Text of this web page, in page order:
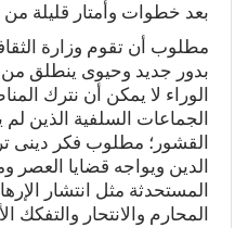
بعد خطوات وأمتار قليلة من
مطلوب أن تقوم وزارة
بدور جديد وحيوى ينطلق من
الوراء لا يمكن أن نترك
الجماعات السلفية الذين
القشور؛ مطلوب فكر دينى
الدين ويواجه قضايا العصر
المستحدثة مثل انتشار
المحارم والانتحار والتفكك